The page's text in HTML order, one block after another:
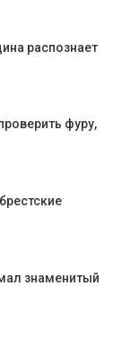
распознает
фуру,
знаменитый